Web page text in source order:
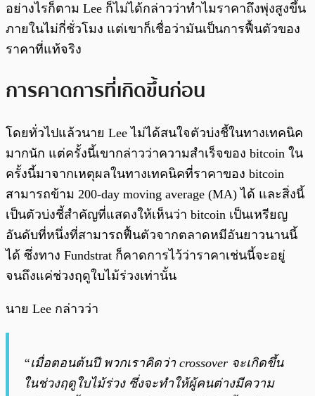
อย่างไรก็ตาม Lee ก็ไม่ได้กล่าวว่าทำไมราคาถึงพุ่งสูงขึ้น
ภายในไม่กี่ชั่วโมง แต่เขาก็เชื่อว่ามันเป็นการฟื้นตัวของ
ราคาที่แท้จริง
การคาดการที่เกิดขึ้นก่อน
โดยทั่วไปแล้วนาย Lee ไม่ได้สนใจตัวบ่งชี้ในทางเทคนิค
มากนัก แต่ครั้งนี้เขากล่าวว่าความสำเร็จของ bitcoin ใน
ครั้งนี้มาจากเหตุผลในทางเทคนิคที่ราคาของ bitcoin
สามารถข้าม 200-day moving average (MA) ได้ และสิ่งนี้
เป็นตัวบ่งชี้สำคัญที่แสดงให้เห็นว่า bitcoin เป็นเหรียญ
อันดับที่หนึ่งที่สามารถฟื้นตัวจากตลาดหมีอันยาวนานนี้
ได้ ซึ่งทาง Fundstrat ก็คาดการไว้ว่าราคาเช่นนี้จะอยู่
จนถึงแค่ช่วงฤดูใบไม้ร่วงเท่านั้น
นาย Lee กล่าวว่า
“เมื่อตอนต้นปี พวกเราคิดว่า crossover จะเกิดขึ้น
ในช่วงฤดูใบไม้ร่วง ซึ่งจะทำให้ผู้คนต่างมีความ